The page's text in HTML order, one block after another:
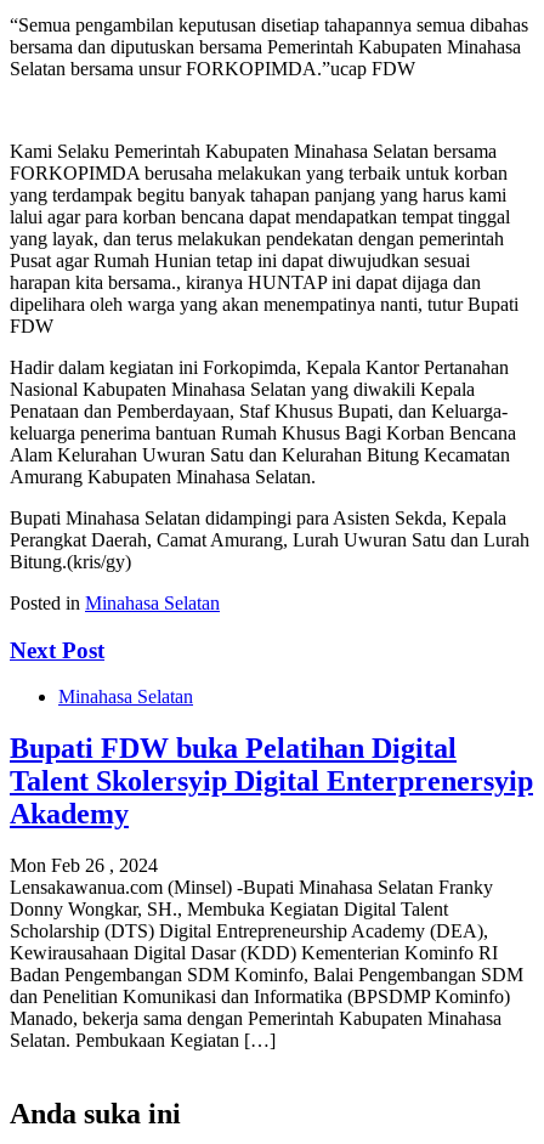
“Semua pengambilan keputusan disetiap tahapannya semua dibahas
bersama dan diputuskan bersama Pemerintah Kabupaten Minahasa
Selatan bersama unsur FORKOPIMDA.”ucap FDW
Kami Selaku Pemerintah Kabupaten Minahasa Selatan bersama
FORKOPIMDA berusaha melakukan yang terbaik untuk korban
yang terdampak begitu banyak tahapan panjang yang harus kami
lalui agar para korban bencana dapat mendapatkan tempat tinggal
yang layak, dan terus melakukan pendekatan dengan pemerintah
Pusat agar Rumah Hunian tetap ini dapat diwujudkan sesuai
harapan kita bersama., kiranya HUNTAP ini dapat dijaga dan
dipelihara oleh warga yang akan menempatinya nanti, tutur Bupati
FDW
Hadir dalam kegiatan ini Forkopimda, Kepala Kantor Pertanahan
Nasional Kabupaten Minahasa Selatan yang diwakili Kepala
Penataan dan Pemberdayaan, Staf Khusus Bupati, dan Keluarga-
keluarga penerima bantuan Rumah Khusus Bagi Korban Bencana
Alam Kelurahan Uwuran Satu dan Kelurahan Bitung Kecamatan
Amurang Kabupaten Minahasa Selatan.
Bupati Minahasa Selatan didampingi para Asisten Sekda, Kepala
Perangkat Daerah, Camat Amurang, Lurah Uwuran Satu dan Lurah
Bitung.(kris/gy)
Posted in Minahasa Selatan
Next Post
Minahasa Selatan
Bupati FDW buka Pelatihan Digital
Talent Skolersyip Digital Enterprenersyip
Akademy
Mon Feb 26 , 2024
Lensakawanua.com (Minsel) -Bupati Minahasa Selatan Franky
Donny Wongkar, SH., Membuka Kegiatan Digital Talent
Scholarship (DTS) Digital Entrepreneurship Academy (DEA),
Kewirausahaan Digital Dasar (KDD) Kementerian Kominfo RI
Badan Pengembangan SDM Kominfo, Balai Pengembangan SDM
dan Penelitian Komunikasi dan Informatika (BPSDMP Kominfo)
Manado, bekerja sama dengan Pemerintah Kabupaten Minahasa
Selatan. Pembukaan Kegiatan […]
Anda suka ini